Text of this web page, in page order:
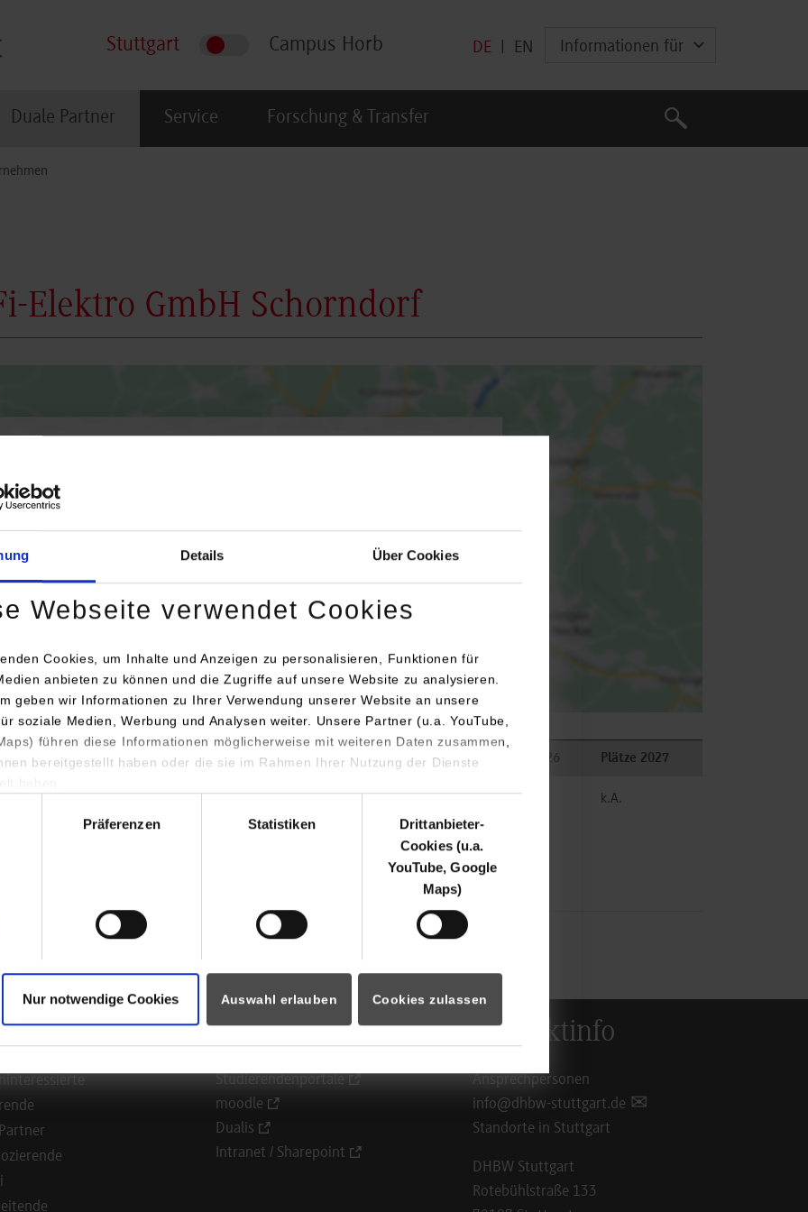
Details Über Cookies
Webseite verwendet Cookies
Cookies, um Inhalte und Anzeigen zu personalisieren, Funktionen für
anbieten zu können und die Zugriffe auf unsere Website zu analysieren.
geben wir Informationen zu Ihrer Verwendung unserer Website an unsere
soziale Medien, Werbung und Analysen weiter. Unsere Partner (u.a. YouTube,
führen diese Informationen möglicherweise mit weiteren Daten zusammen,
bereitgestellt haben oder die sie im Rahmen Ihrer Nutzung der Dienste
Präferenzen Statistiken
Drittanbieter-
Cookies (u.a.
YouTube, Google
Maps)
Nur notwendige Cookies Auswahl erlauben Cookies zulassen
Stuttgart Campus Horb DE EN Informationen für
Duale Partner Service Forschung & Transfer
Suche
Suche
Elektro GmbH Schorndorf
der Karte werden Daten automatisiert an Google Maps übertragen.
Dauerhaft aktivieren Einmalig aktivieren
/ Ansprechperson Bemerkungen Plätze 2026 Plätze 2027
25
k.A.
für Portale
Studierendenportale
moodle
Dualis
Intranet / Sharepoint
Kontaktinfo
Ansprechpersonen
info@dhbw-stuttgart.de
Standorte in Stuttgart
DHBW Stuttgart
Rotebühlstraße 133